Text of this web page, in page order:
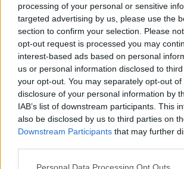
processing of your personal or sensitive
targeted advertising by us, please use the
section to confirm your selection. Please
opt-out request is processed you may
interest-based ads based on personal
us or personal information disclosed to
your opt-out. You may separately opt-out
disclosure of your personal information by
IAB’s list of downstream participants. This
also be disclosed by us to third parties on
Downstream Participants that may further